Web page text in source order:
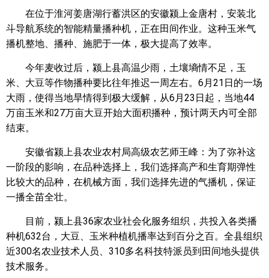
在位于淮河姜唐湖行蓄洪区的安徽颍上金唐村，安装北
斗导航系统的智能精量播种机，正在田间作业。这种玉米气
播机整地、播种、施肥于一体，极大提高了效率。
今年麦收过后，颍上县高温少雨，土壤墒情不足，玉
米、大豆等作物播种要比往年推迟一周左右。6月21日的一场
大雨，使得当地旱情得到极大缓解，从6月23日起，当地44
万亩玉米和27万亩大豆开始大面积播种，预计两天内可全部
结束。
安徽省颍上县农业农村局高级农艺师王峰：为了弥补这
一阶段的影响，在品种选择上，我们选择高产和生育期弹性
比较大的品种，在机械方面，我们选择先进的气播机，保证
一播全苗全壮。
目前，颍上县36家农业社会化服务组织，共投入各类播
种机632台，大豆、玉米种植机播率达到百分之百。全县组织
近300名农业技术人员、310多名科技特派员到田间地头提供
技术服务。